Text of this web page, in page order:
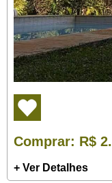
Comprar: R$
+ Ver Detalhes